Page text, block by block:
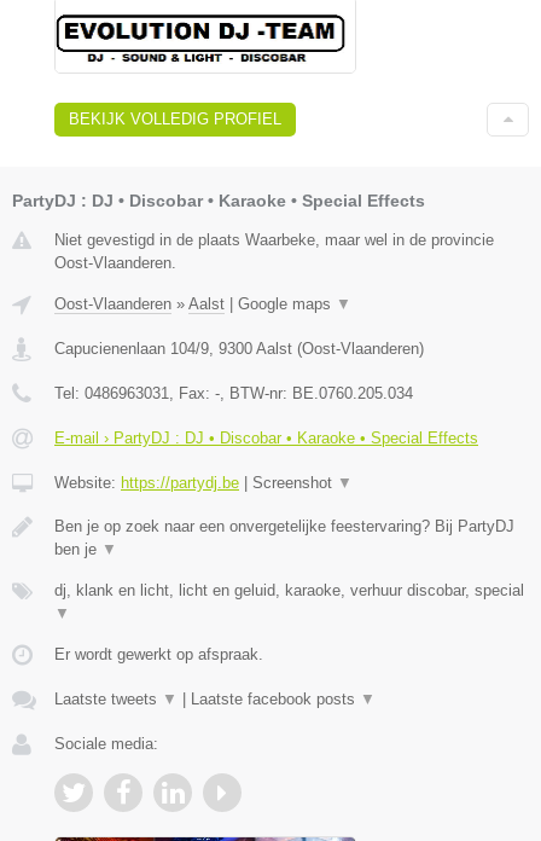
BEKIJK VOLLEDIG PROFIEL
PartyDJ : DJ • Discobar • Karaoke • Special Effects
Niet gevestigd in de plaats Waarbeke, maar wel in de provincie
Oost-Vlaanderen.
Oost-Vlaanderen » Aalst | Google maps ▼
Capucienenlaan 104/9 9300 Aalst (Oost-Vlaanderen)
Tel: 0486963031 , Fax: - , BTW-nr: BE.0760.205.034
E-mail › PartyDJ : DJ • Discobar • Karaoke • Special Effects
Website: https://partydj.be | Screenshot ▼
Ben je op zoek naar een onvergetelijke feestervaring? Bij PartyDJ
ben je ▼
dj, klank en licht, licht en geluid, karaoke, verhuur discobar, special
▼
Er wordt gewerkt op afspraak.
Laatste tweets ▼ | Laatste facebook posts ▼
Sociale media: